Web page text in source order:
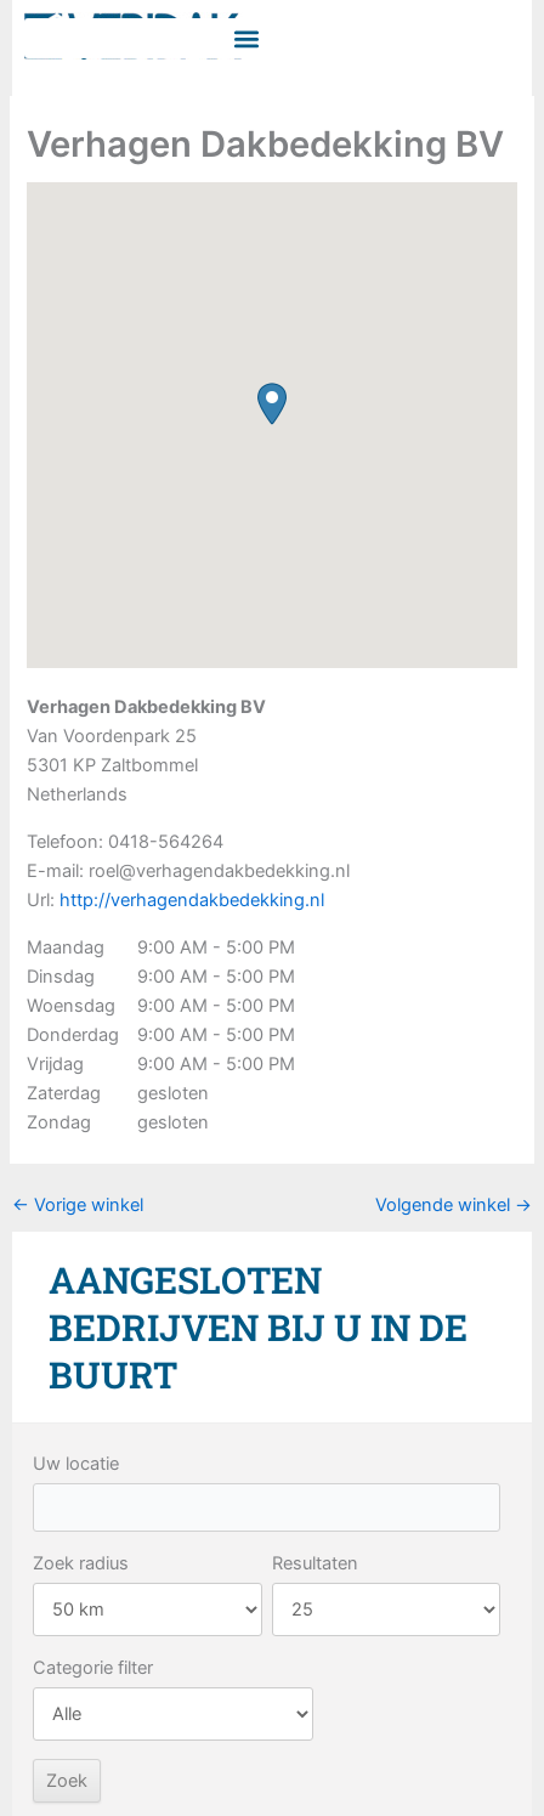
Verhagen Dakbedekking BV
Verhagen Dakbedekking BV
Van Voordenpark 25
5301 KP Zaltbommel
Netherlands
Telefoon: 0418-564264
E-mail: roel@verhagendakbedekking.nl
Url: http://verhagendakbedekking.nl
Maandag
9:00 AM - 5:00 PM
Dinsdag
9:00 AM - 5:00 PM
Woensdag
9:00 AM - 5:00 PM
Donderdag
9:00 AM - 5:00 PM
Vrijdag
9:00 AM - 5:00 PM
Zaterdag
gesloten
Zondag
gesloten
← Vorige winkel Volgende winkel →
AANGESLOTEN
BEDRIJVEN BIJ U IN DE
BUURT
Uw locatie
Zoek radius Resultaten
Categorie filter